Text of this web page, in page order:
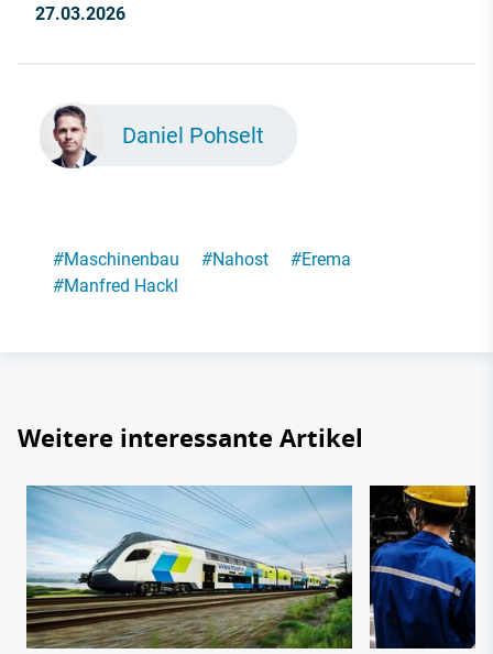
27.03.2026
Daniel Pohselt
#Maschinenbau #Nahost #Erema
#Manfred Hackl
Weitere interessante Artikel